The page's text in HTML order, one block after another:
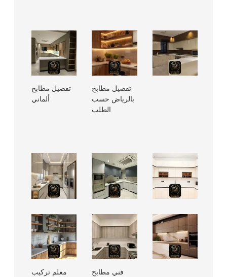
تفصيل مطابخ
بالرياض حسب
الطلب
تفصيل مطابخ
ألماني
فني مطابخ معلم تركيب